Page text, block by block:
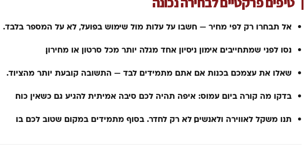
אל תבחרו רק לפי מחיר — חשבו על עלות מול שימוש בפועל, לא על המספר בלבד.
נסו לפני שמתחייבים. אימון ניסיון אחד מגלה יותר מכל סרטון או מחירון.
שאלו את עצמכם בכנות אם אתם מתמידים לבד — התשובה קובעת יותר מהציוד.
בדקו מה קורה ביום עמוס: איפה תהיה לכם סיבה אמיתית להגיע גם כשאין כוח.
תנו משקל לאווירה ולאנשים, לא רק לחדר. בסוף מתמידים במקום שטוב לכם בו.